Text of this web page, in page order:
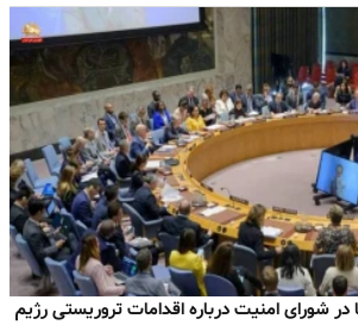
در شورای امنیت درباره اقدامات تروریستی رژیم